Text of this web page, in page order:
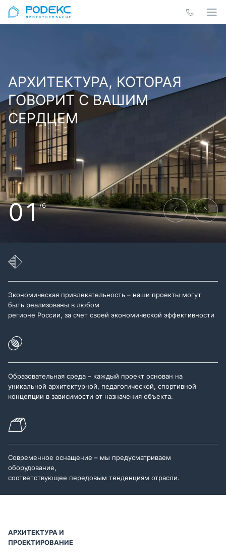
АРХИТЕКТУРА, КОТОРАЯ
ГОВОРИТ С ВАШИМ
СЕРДЦЕМ
01/6
Экономическая привлекательность – наши проекты могут
быть реализованы в любом
регионе России, за счет своей экономической эффективности
Образовательная среда – каждый проект основан на
уникальной архитектурной, педагогической, спортивной
концепции в зависимости от назначения объекта.
Современное оснащение – мы предусматриваем
оборудование,
соответствующее передовым тенденциям отрасли.
АРХИТЕКТУРА И
ПРОЕКТИРОВАНИЕ